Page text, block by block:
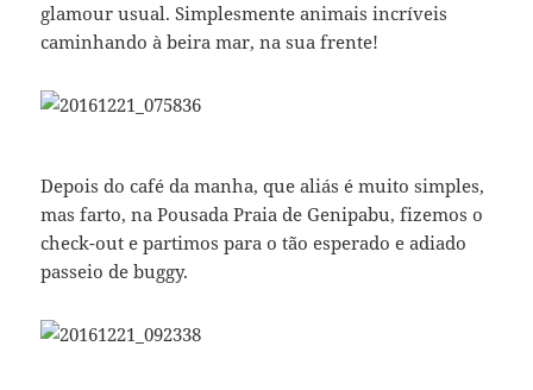
glamour usual. Simplesmente animais incríveis
caminhando à beira mar, na sua frente!
Depois do café da manha, que aliás é muito simples,
mas farto, na Pousada Praia de Genipabu, fizemos o
check-out e partimos para o tão esperado e adiado
passeio de buggy.